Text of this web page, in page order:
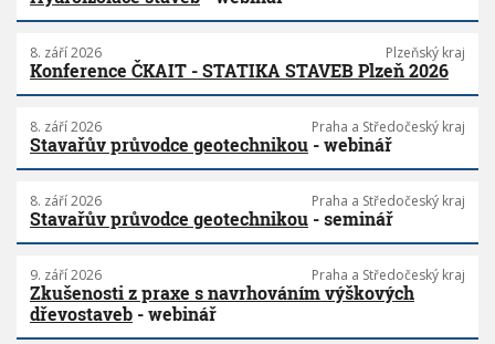
8. září 2026 Plzeňský kraj
Konference ČKAIT - STATIKA STAVEB Plzeň 2026
8. září 2026 Praha a Středočeský kraj
Stavařův průvodce geotechnikou - webinář
8. září 2026 Praha a Středočeský kraj
Stavařův průvodce geotechnikou - seminář
9. září 2026 Praha a Středočeský kraj
Zkušenosti z praxe s navrhováním výškových
dřevostaveb - webinář